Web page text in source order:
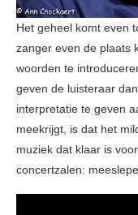
Het geheel komt even
zanger even de plaats
woorden te
geven de luisteraar
interpretatie te geven
meekrijgt, is dat het
muziek dat klaar is
concertzalen: